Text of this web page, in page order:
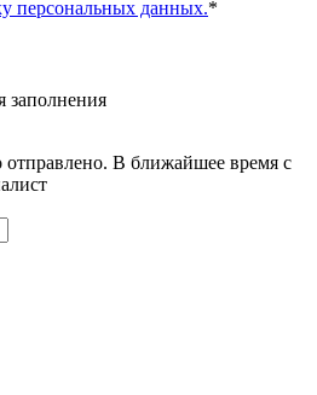
персональных данных.*
заполнения
В ближайшее время с